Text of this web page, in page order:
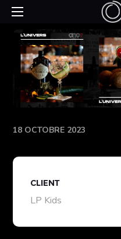
18 OCTOBRE 2023
CLIENT
LP Kids